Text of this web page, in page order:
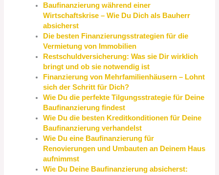
Baufinanzierung während einer
Wirtschaftskrise – Wie Du Dich als Bauherr
absicherst
Die besten Finanzierungsstrategien für die
Vermietung von Immobilien
Restschuldversicherung: Was sie Dir wirklich
bringt und ob sie notwendig ist
Finanzierung von Mehrfamilienhäusern – Lohnt
sich der Schritt für Dich?
Wie Du die perfekte Tilgungsstrategie für Deine
Baufinanzierung findest
Wie Du die besten Kreditkonditionen für Deine
Baufinanzierung verhandelst
Wie Du eine Baufinanzierung für
Renovierungen und Umbauten an Deinem Haus
aufnimmst
Wie Du Deine Baufinanzierung absicherst: